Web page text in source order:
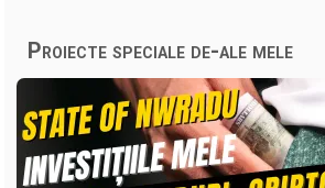
Proiecte speciale de-ale mele